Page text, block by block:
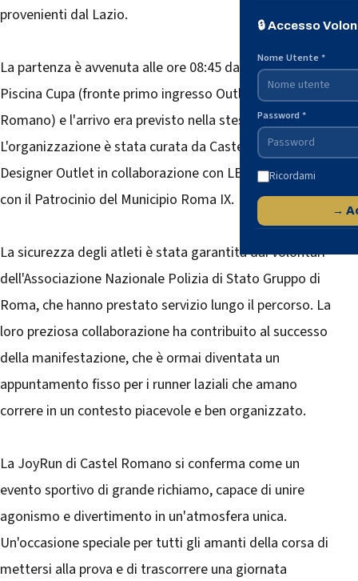
🔒 Accesso
Nome Utente *
Password *
Ricordami
→
provenienti dal Lazio.
La partenza è avvenuta alle ore 08:45 da Via del Ponte di
Piscina Cupa (fronte primo ingresso Outlet Castel
Romano) e l'arrivo era previsto nella stessa via.
L'organizzazione è stata curata da Castel Romano
Designer Outlet in collaborazione con LBM sport team,
con il Patrocinio del Municipio Roma IX.
La sicurezza degli atleti è stata garantita dai volontari
dell'Associazione Nazionale Polizia di Stato Gruppo di
Roma, che hanno prestato servizio lungo il percorso. La
loro preziosa collaborazione ha contribuito al successo
della manifestazione, che è ormai diventata un
appuntamento fisso per i runner laziali che amano
correre in un contesto piacevole e ben organizzato.
La JoyRun di Castel Romano si conferma come un
evento sportivo di grande richiamo, capace di unire
agonismo e divertimento in un'atmosfera unica.
Un'occasione speciale per tutti gli amanti della corsa di
mettersi alla prova e di trascorrere una giornata